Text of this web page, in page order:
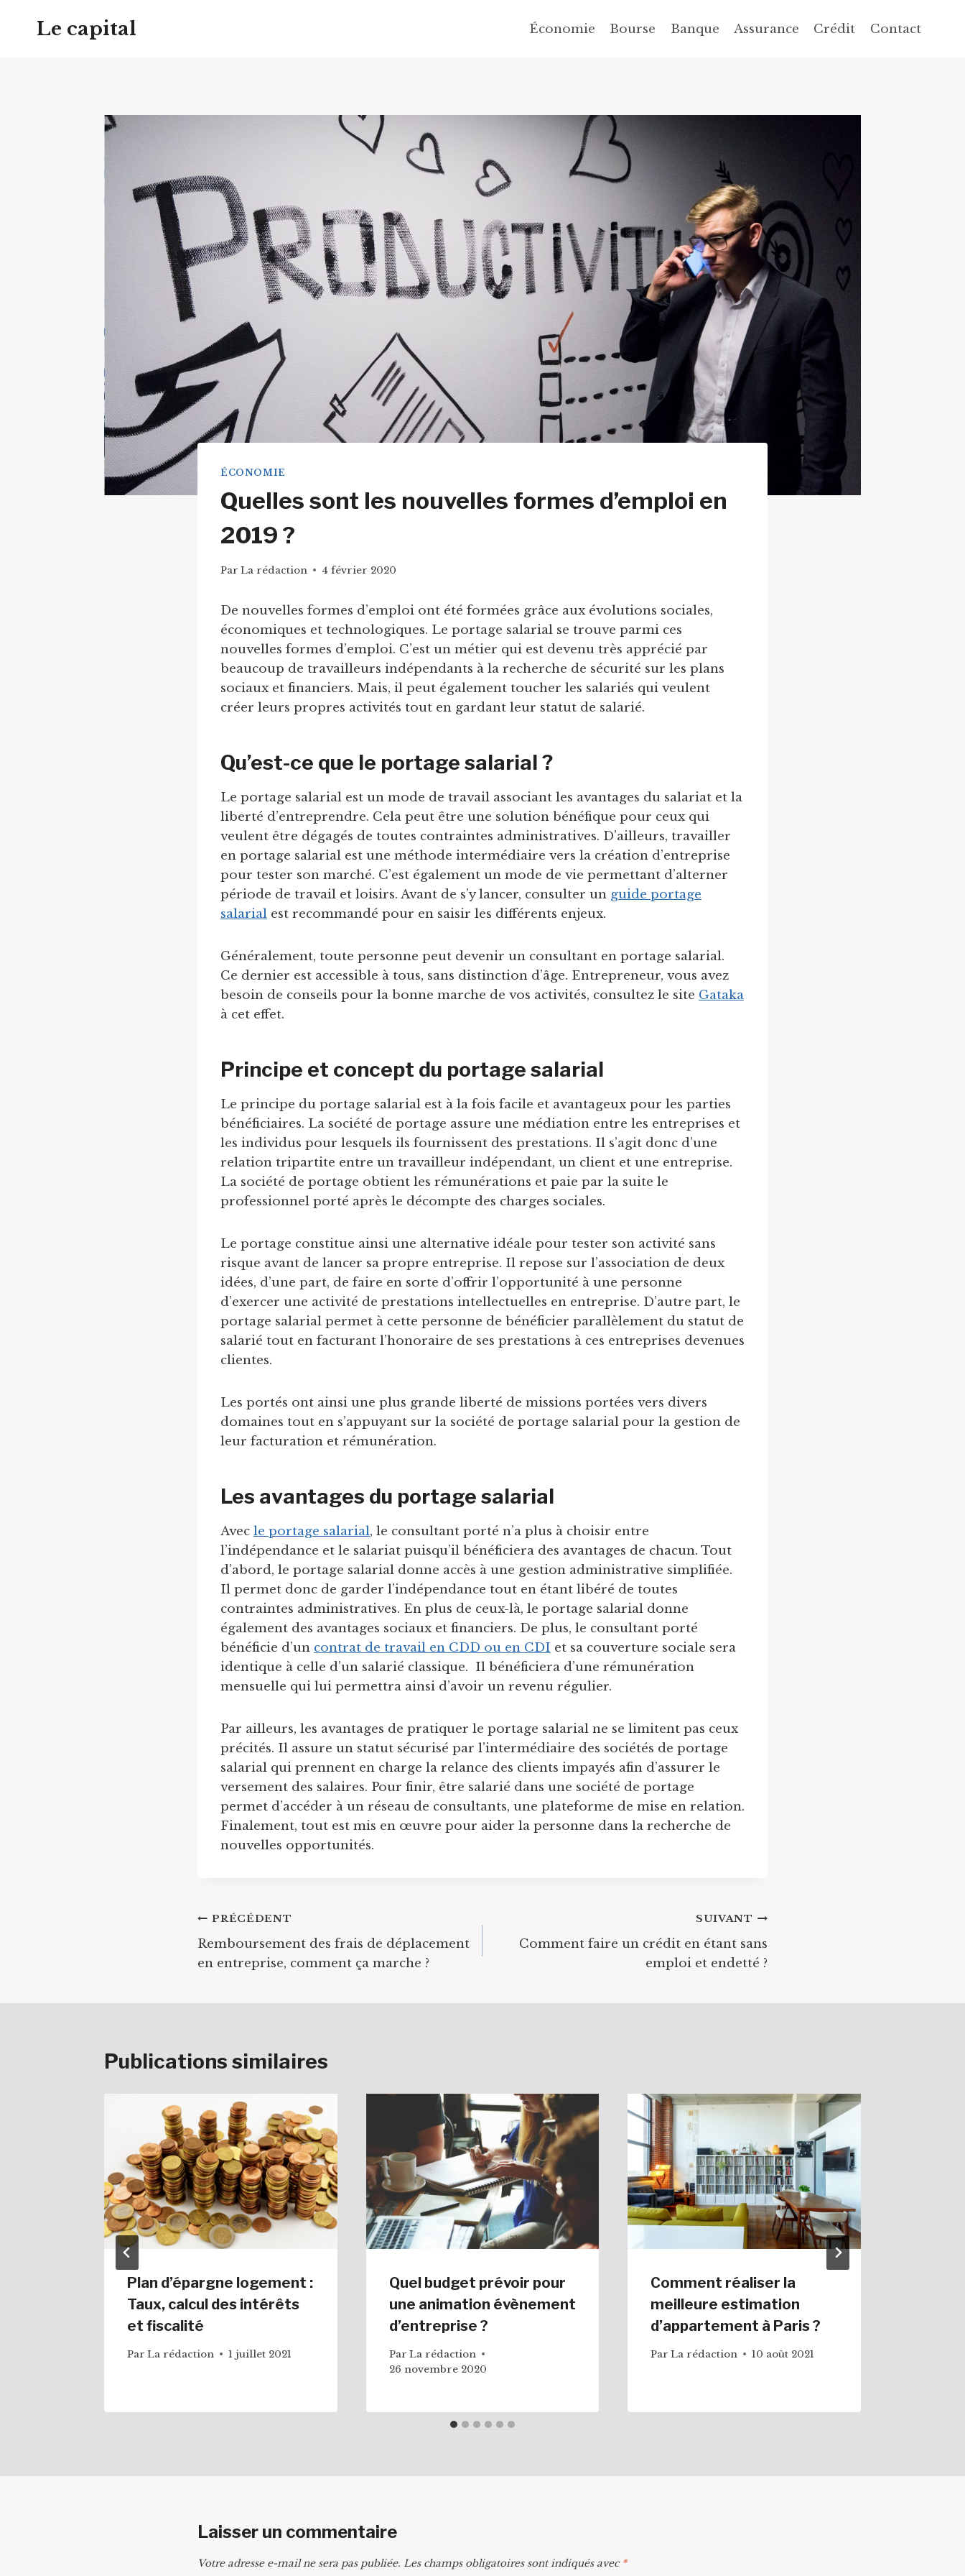
Le capital Économie Bourse Banque Assurance Crédit Contact
ÉCONOMIE
Quelles sont les nouvelles formes d’emploi en
2019 ?
Par La rédaction 4 février 2020
De nouvelles formes d’emploi ont été formées grâce aux évolutions sociales,
économiques et technologiques. Le portage salarial se trouve parmi ces
nouvelles formes d’emploi. C’est un métier qui est devenu très apprécié par
beaucoup de travailleurs indépendants à la recherche de sécurité sur les plans
sociaux et financiers. Mais, il peut également toucher les salariés qui veulent
créer leurs propres activités tout en gardant leur statut de salarié.
Qu’est-ce que le portage salarial ?
Le portage salarial est un mode de travail associant les avantages du salariat et la
liberté d’entreprendre. Cela peut être une solution bénéfique pour ceux qui
veulent être dégagés de toutes contraintes administratives. D’ailleurs, travailler
en portage salarial est une méthode intermédiaire vers la création d’entreprise
pour tester son marché. C’est également un mode de vie permettant d’alterner
période de travail et loisirs. Avant de s’y lancer, consulter un guide portage
salarial est recommandé pour en saisir les différents enjeux.
Généralement, toute personne peut devenir un consultant en portage salarial.
Ce dernier est accessible à tous, sans distinction d’âge. Entrepreneur, vous avez
besoin de conseils pour la bonne marche de vos activités, consultez le site Gataka
à cet effet.
Principe et concept du portage salarial
Le principe du portage salarial est à la fois facile et avantageux pour les parties
bénéficiaires. La société de portage assure une médiation entre les entreprises et
les individus pour lesquels ils fournissent des prestations. Il s’agit donc d’une
relation tripartite entre un travailleur indépendant, un client et une entreprise.
La société de portage obtient les rémunérations et paie par la suite le
professionnel porté après le décompte des charges sociales.
Le portage constitue ainsi une alternative idéale pour tester son activité sans
risque avant de lancer sa propre entreprise. Il repose sur l’association de deux
idées, d’une part, de faire en sorte d’offrir l’opportunité à une personne
d’exercer une activité de prestations intellectuelles en entreprise. D’autre part, le
portage salarial permet à cette personne de bénéficier parallèlement du statut de
salarié tout en facturant l’honoraire de ses prestations à ces entreprises devenues
clientes.
Les portés ont ainsi une plus grande liberté de missions portées vers divers
domaines tout en s’appuyant sur la société de portage salarial pour la gestion de
leur facturation et rémunération.
Les avantages du portage salarial
Avec le portage salarial, le consultant porté n’a plus à choisir entre
l’indépendance et le salariat puisqu’il bénéficiera des avantages de chacun. Tout
d’abord, le portage salarial donne accès à une gestion administrative simplifiée.
Il permet donc de garder l’indépendance tout en étant libéré de toutes
contraintes administratives. En plus de ceux-là, le portage salarial donne
également des avantages sociaux et financiers. De plus, le consultant porté
bénéficie d’un contrat de travail en CDD ou en CDI et sa couverture sociale sera
identique à celle d’un salarié classique. Il bénéficiera d’une rémunération
mensuelle qui lui permettra ainsi d’avoir un revenu régulier.
Par ailleurs, les avantages de pratiquer le portage salarial ne se limitent pas ceux
précités. Il assure un statut sécurisé par l’intermédiaire des sociétés de portage
salarial qui prennent en charge la relance des clients impayés afin d’assurer le
versement des salaires. Pour finir, être salarié dans une société de portage
permet d’accéder à un réseau de consultants, une plateforme de mise en relation.
Finalement, tout est mis en œuvre pour aider la personne dans la recherche de
nouvelles opportunités.
Navigation
de
PRÉCÉDENT
Remboursement des frais de déplacement
en entreprise, comment ça marche ?
SUIVANT
Comment faire un crédit en étant sans
emploi et endetté ?
Publications similaires
Plan d’épargne logement :
Taux, calcul des intérêts
et fiscalité
Par La rédaction 1 juillet 2021
Quel budget prévoir pour
une animation évènement
d’entreprise ?
Par La rédaction
26 novembre 2020
Comment réaliser la
meilleure estimation
d’appartement à Paris ?
Par La rédaction 10 août 2021
Laisser un commentaire
Votre adresse e-mail ne sera pas publiée. Les champs obligatoires sont indiqués avec *